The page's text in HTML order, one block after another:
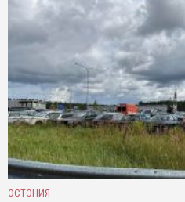
ЭСТОНИЯ